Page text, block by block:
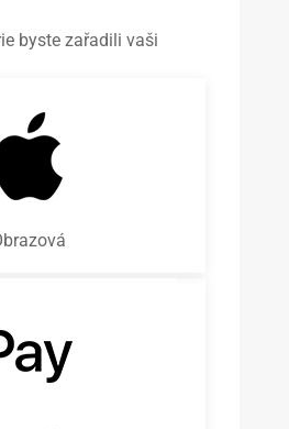
byste zařadili vaši